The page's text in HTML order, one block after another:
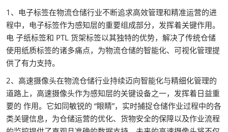
1、电子标签在物流仓储行业不断追求高效管理和精准运营的进
程中，电子标签作为感知层的重要组成部分，发挥着关键作用。
电 子纸标签和 PTL 货架标签以其独特的优势，解决了传统仓储
使用纸质标签的诸多痛点，为物流仓储的智能化、可视化管理提
供了有力支持。
2、高速摄像头在物流仓储行业持续迈向智能化与精细化管理的
道路上，高速摄像头作为感知层的关键设备之一，发挥着日益重
要的 作用。它如同敏锐的 “眼睛”，实时捕捉仓储作业过程中的各
类关键信息，为仓储运营的优化、货物安全的保障以及作业流程